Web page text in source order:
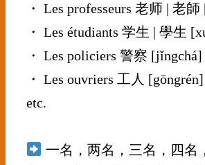
・ Les professeurs 老师 | 老
・ Les étudiants 学生 | 學生
・ Les policiers 警察 [jǐngchá]
・ Les ouvriers 工人
etc.
一名，两名，三名，四名